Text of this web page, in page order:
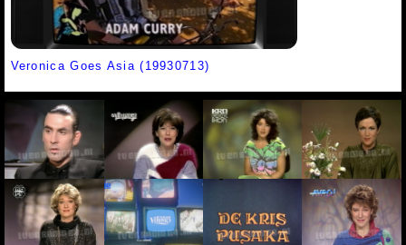
Veronica Goes Asia (19930713)